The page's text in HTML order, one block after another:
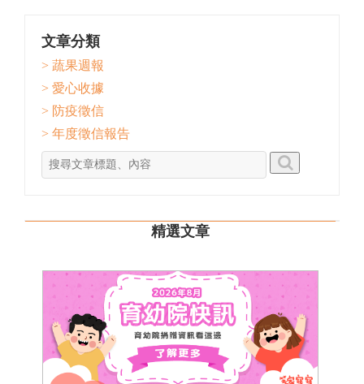
文章分類
> 蔬果週報
> 愛心收據
> 防疫徵信
> 年度徵信報告
精選文章